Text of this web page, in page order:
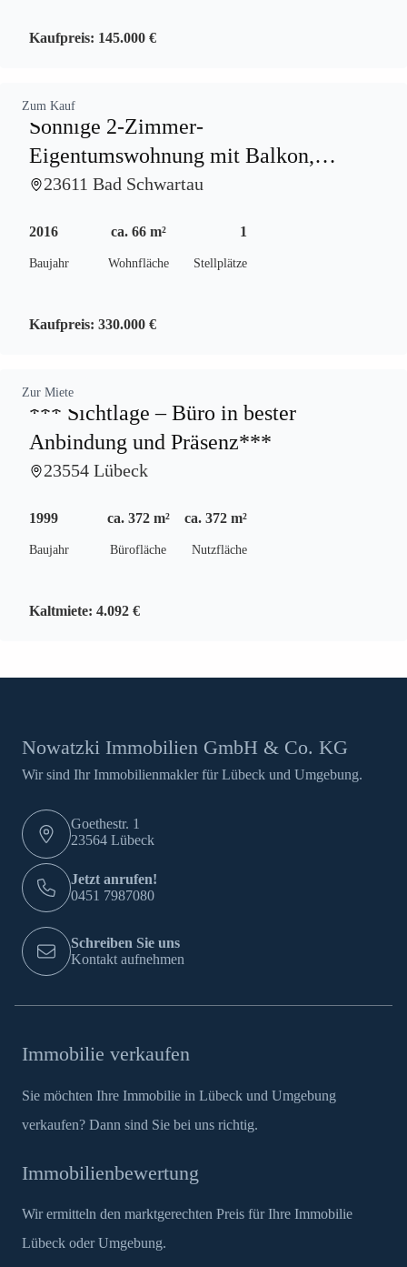
Kaufpreis: 145.000 €
Zum Kauf
Sonnige 2-Zimmer-
Eigentumswohnung mit Balkon,
Tiefgaragenstellplatz & Aufzug
23611 Bad Schwartau
2016
Baujahr
ca. 66 m²
Wohnfläche
1
Stellplätze
Kaufpreis: 330.000 €
Zur Miete
*** Sichtlage – Büro in bester
Anbindung und Präsenz***
23554 Lübeck
1999
Baujahr
ca. 372 m²
Bürofläche
ca. 372 m²
Nutzfläche
Kaltmiete: 4.092 €
Nowatzki Immobilien GmbH & Co. KG
Wir sind Ihr Immobilienmakler für Lübeck und Umgebung.
Goethestr. 1
23564 Lübeck
Jetzt anrufen!
0451 7987080
Schreiben Sie uns
Kontakt aufnehmen
Immobilie verkaufen
Sie möchten Ihre Immobilie in Lübeck und Umgebung
verkaufen? Dann sind Sie bei uns richtig.
Immobilienbewertung
Wir ermitteln den marktgerechten Preis für Ihre Immobilie
Lübeck oder Umgebung.